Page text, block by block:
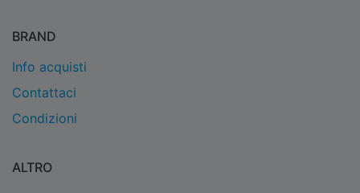
BRAND
Info acquisti
Contattaci
Condizioni
ALTRO